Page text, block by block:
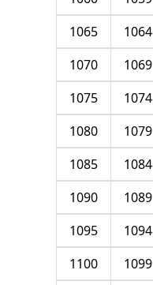
1064
1065
1069
1070
1074
1075
1079
1080
1084
1085
1089
1090
1094
1095
1099
1100